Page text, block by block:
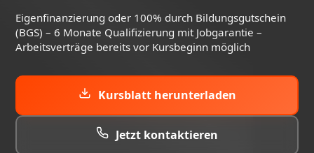
Eigenfinanzierung oder 100% durch Bildungsgutschein
(BGS) – 6 Monate Qualifizierung mit Jobgarantie –
Arbeitsverträge bereits vor Kursbeginn möglich
Kursblatt herunterladen
Jetzt kontaktieren